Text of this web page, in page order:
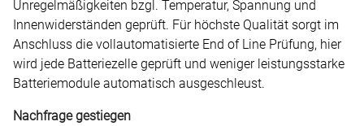
Unregelmäßigkeiten bzgl. Temperatur, Spannung und
Innenwiderständen geprüft. Für höchste Qualität sorgt im
Anschluss dievollautomatisierte End of Line Prüfung, hier
wird jede Batteriezelle geprüft und weniger leistungsstarke
Batteriemodule automatisch ausgeschleust.
Nachfrage gestiegen